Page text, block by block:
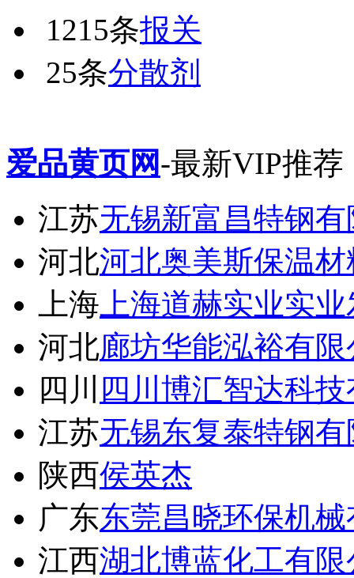
1215条报关
25条分散剂
爱品黄页网-最新VIP推荐
江苏无锡新富昌特钢
河北河北奥美斯保温
上海 上海道赫实业实
河北廊坊华能泓裕有
四川 四川博汇智达科
江苏无锡东复泰特钢
陕西侯英杰
广东东莞昌晓环保机
江西湖北博蓝化工有